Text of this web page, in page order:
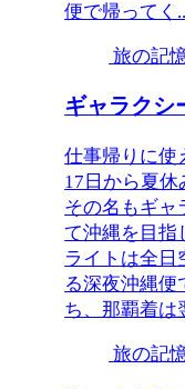
便で帰ってく
旅の記
ギャラクシ
仕事帰りに使
17日から夏休
その名もギャ
て沖縄を目指
ライトは全日
る深夜沖縄便
ち、那覇着は
旅の記